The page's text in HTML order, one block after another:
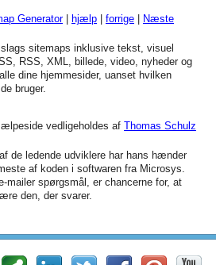
Generator| hjælp forrige Næste
sitemaps inklusive tekst, visuel
RSS, XML, billede, video, nyheder og
dine hjemmesider, uanset hvilken
bruger.
vedligeholdes af Thomas Schulz
de ledende udviklere har hans hænder
af koden i softwaren fra Microsys.
mailer spørgsmål, er chancerne for, at
den, der svarer.